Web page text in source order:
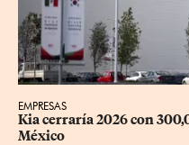
EMPRESAS
Kia cerraría 2026 con
México